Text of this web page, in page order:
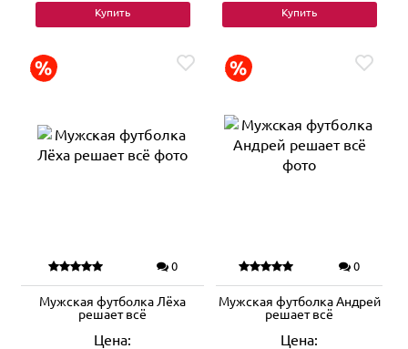
Купить Купить
0
Мужская футболка Лёха
решает всё
Цена:
0
Мужская футболка Андрей
решает всё
Цена: